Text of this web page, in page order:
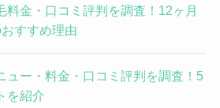
料金・口コミ評判を調査！12ヶ月
すすめ理由
ュー・料金・口コミ評判を調査！5
を紹介